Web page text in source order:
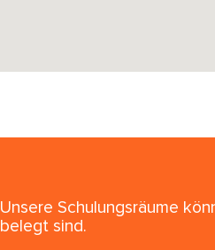
Unsere Schulungsräume
belegt sind.